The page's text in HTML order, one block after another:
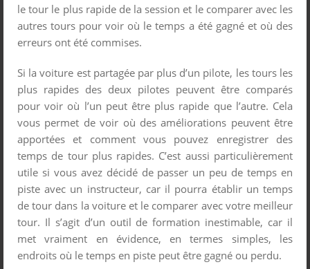
le tour le plus rapide de la session et le comparer avec les
autres tours pour voir où le temps a été gagné et où des
erreurs ont été commises.
Si la voiture est partagée par plus d’un pilote, les tours les
plus rapides des deux pilotes peuvent être comparés
pour voir où l’un peut être plus rapide que l’autre. Cela
vous permet de voir où des améliorations peuvent être
apportées et comment vous pouvez enregistrer des
temps de tour plus rapides. C’est aussi particulièrement
utile si vous avez décidé de passer un peu de temps en
piste avec un instructeur, car il pourra établir un temps
de tour dans la voiture et le comparer avec votre meilleur
tour. Il s’agit d’un outil de formation inestimable, car il
met vraiment en évidence, en termes simples, les
endroits où le temps en piste peut être gagné ou perdu.